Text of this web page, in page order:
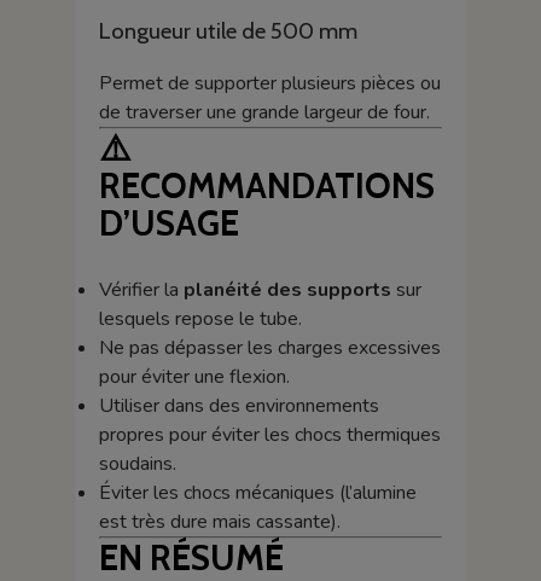
Longueur utile de 500 mm
Permet de supporter plusieurs pièces ou
de traverser une grande largeur de four.
⚠️
RECOMMANDATIONS
D’USAGE
Vérifier la planéité des supports sur
lesquels repose le tube.
Ne pas dépasser les charges excessives
pour éviter une flexion.
Utiliser dans des environnements
propres pour éviter les chocs thermiques
soudains.
Éviter les chocs mécaniques (l’alumine
est très dure mais cassante).
EN RÉSUMÉ